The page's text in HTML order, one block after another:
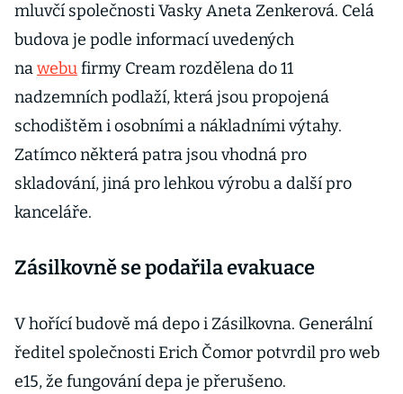
mluvčí společnosti Vasky Aneta Zenkerová. Celá
budova je podle informací uvedených
nawebufirmy Cream rozdělena do 11
nadzemních podlaží, která jsou propojená
schodištěm i osobními a nákladními výtahy.
Zatímco některá patra jsou vhodná pro
skladování, jiná pro lehkou výrobu a další pro
kanceláře.
Zásilkovně se podařila evakuace
V hořící budově má depo i Zásilkovna. Generální
ředitel společnosti Erich Čomor potvrdil pro web
e15, že fungování depa je přerušeno.